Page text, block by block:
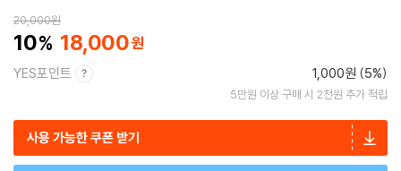
20,000원
10 18,000
YES포인트 1,000원 (5%)
5만원 이상 구매 시 2천원 추가 적립
사용 가능한 쿠폰 받기